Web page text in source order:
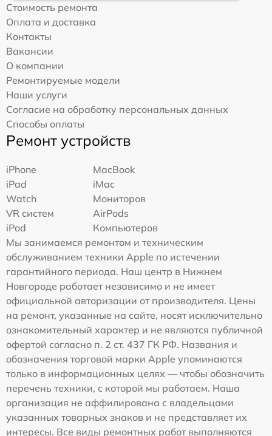
Стоимость ремонта
Оплата и доставка
Контакты
Вакансии
О компании
Ремонтируемые модели
Наши услуги
Согласие на обработку персональных данных
Способы оплаты
Ремонт устройств
iPhone
MacBook
iPad
iMac
Watch
Мониторов
VR систем
AirPods
iPod
Компьютеров
Мы занимаемся ремонтом и техническим
обслуживанием техники Apple по истечении
гарантийного периода. Наш центр в Нижнем
Новгороде работает независимо и не имеет
официальной авторизации от производителя. Цены
на ремонт, указанные на сайте, носят исключительно
ознакомительный характер и не являются публичной
офертой согласно п. 2 ст. 437 ГК РФ. Названия и
обозначения торговой марки Apple упоминаются
только в информационных целях — чтобы обозначить
перечень техники, с которой мы работаем. Наша
организация не аффилирована с владельцами
указанных товарных знаков и не представляет их
интересы. Все виды ремонтных работ выполняются